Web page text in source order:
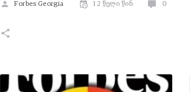
Forbes Georgia 12 წელი წინ 0